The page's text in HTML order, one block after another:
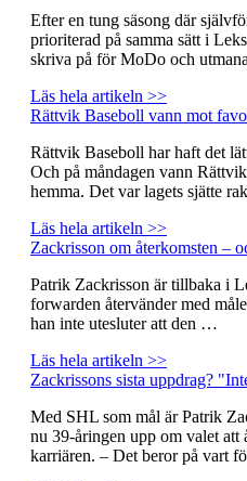
Efter en tung säsong där
prioriterad på samma sätt i
skriva på för MoDo och
Läs hela artikeln >>
Rättvik Baseboll vann mot
Rättvik Baseboll har haft det
Och på måndagen vann
hemma. Det var lagets sjätte
Läs hela artikeln >>
Zackrisson om återkomsten –
Patrik Zackrisson är tillbaka i
forwarden återvänder med
han inte utesluter att den …
Läs hela artikeln >>
Zackrissons sista uppdrag?
Med SHL som mål är Patrik
nu 39-åringen upp om valet att
karriären. – Det beror på vart